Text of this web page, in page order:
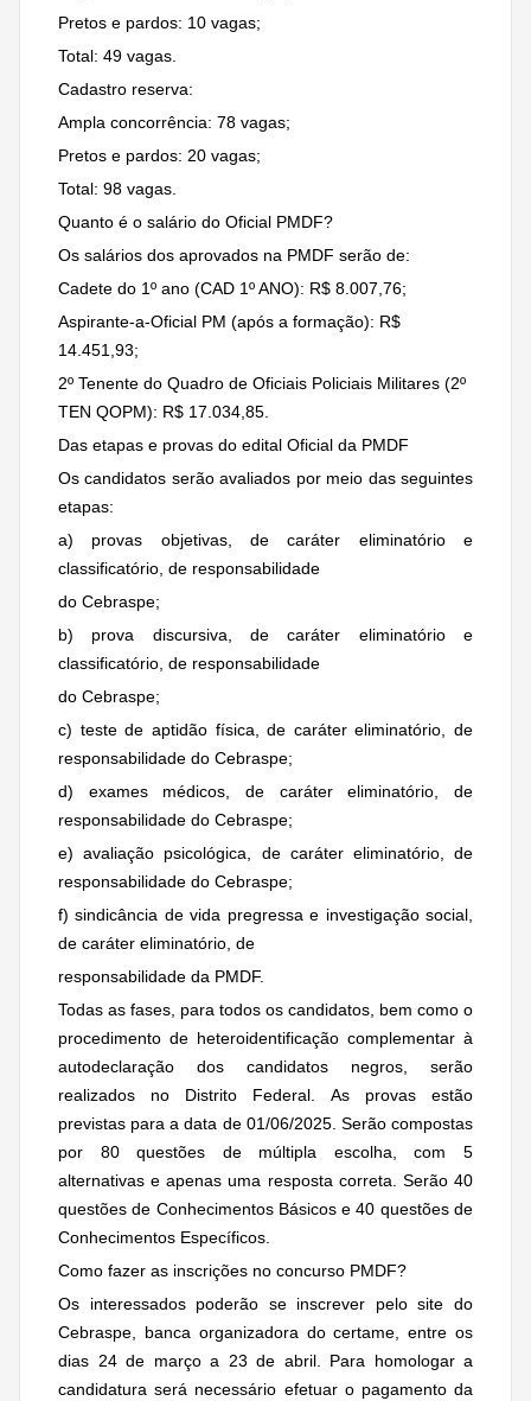
Pretos e pardos: 10 vagas;
Total: 49 vagas.
Cadastro reserva:
Ampla concorrência: 78 vagas;
Pretos e pardos: 20 vagas;
Total: 98 vagas.
Quanto é o salário do Oficial PMDF?
Os salários dos aprovados na PMDF serão de:
Cadete do 1º ano (CAD 1º ANO): R$ 8.007,76;
Aspirante-a-Oficial PM (após a formação): R$
14.451,93;
2º Tenente do Quadro de Oficiais Policiais Militares (2º
TEN QOPM): R$ 17.034,85.
Das etapas e provas do edital Oficial da PMDF
Os candidatos serão avaliados por meio das seguintes
etapas:
a) provas objetivas, de caráter eliminatório e
classificatório, de responsabilidade
do Cebraspe;
b) prova discursiva, de caráter eliminatório e
classificatório, de responsabilidade
do Cebraspe;
c) teste de aptidão física, de caráter eliminatório, de
responsabilidade do Cebraspe;
d) exames médicos, de caráter eliminatório, de
responsabilidade do Cebraspe;
e) avaliação psicológica, de caráter eliminatório, de
responsabilidade do Cebraspe;
f) sindicância de vida pregressa e investigação social,
de caráter eliminatório, de
responsabilidade da PMDF.
Todas as fases, para todos os candidatos, bem como o
procedimento de heteroidentificação complementar à
autodeclaração dos candidatos negros, serão
realizados no Distrito Federal. As provas estão
previstas para a data de 01/06/2025. Serão compostas
por 80 questões de múltipla escolha, com 5
alternativas e apenas uma resposta correta. Serão 40
questões de Conhecimentos Básicos e 40 questões de
Conhecimentos Específicos.
Como fazer as inscrições no concurso PMDF?
Os interessados poderão se inscrever pelo site do
Cebraspe, banca organizadora do certame, entre os
dias 24 de março a 23 de abril. Para homologar a
candidatura será necessário efetuar o pagamento da